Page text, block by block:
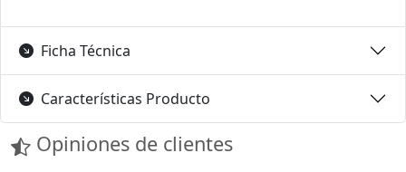
Ficha Técnica
Características Producto
Opiniones de clientes